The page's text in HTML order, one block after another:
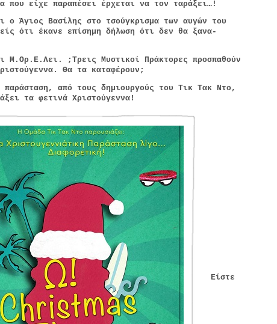
που είχε παραπέσει έρχεται να τον ταράξει…!
ο Άγιος Βασίλης στο τσούγκρισμα των αυγών του
ότι έκανε επίσημη δήλωση ότι δεν θα ξανα-
Μ.Ορ.Ε.Λει. ; Τρεις Μυστικοί Πράκτορες προσπαθούν
Θα τα καταφέρουν;
παράσταση, από τους δημιουργούς του Τικ Τακ Ντο,
τα φετινά Χριστούγεννα!
Είστε